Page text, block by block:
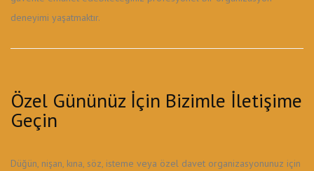
deneyimi yaşatmaktır.
Özel Gününüz İçin Bizimle İletişime
Geçin
Düğün, nişan, kına, söz, isteme veya özel davet organizasyonunuz için